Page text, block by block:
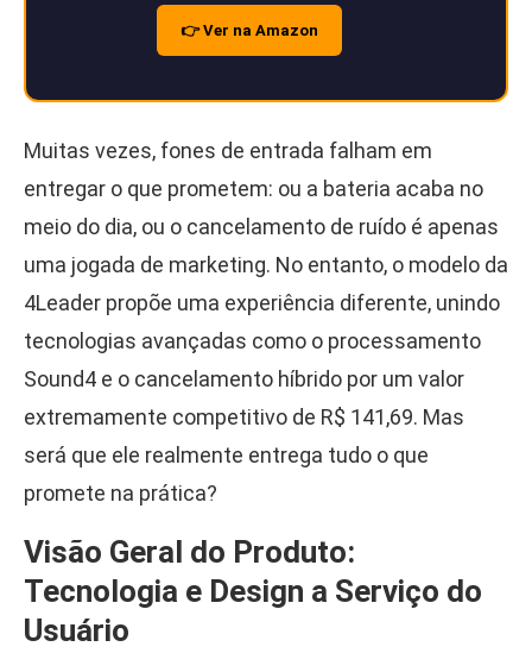
👉 Ver na Amazon
Muitas vezes, fones de entrada falham em
entregar o que prometem: ou a bateria acaba no
meio do dia, ou o cancelamento de ruído é apenas
uma jogada de marketing. No entanto, o modelo da
4Leader propõe uma experiência diferente, unindo
tecnologias avançadas como o processamento
Sound4 e o cancelamento híbrido por um valor
extremamente competitivo de R$ 141,69. Mas
será que ele realmente entrega tudo o que
promete na prática?
Visão Geral do Produto:
Tecnologia e Design a Serviço do
Usuário